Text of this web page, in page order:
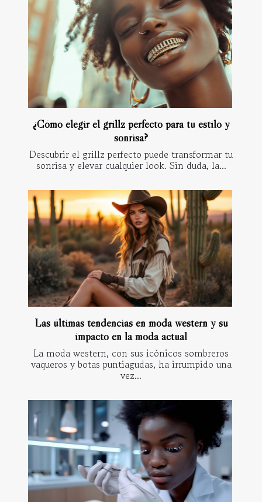
¿Cómo elegir el grillz perfecto para tu estilo y
sonrisa?
Descubrir el grillz perfecto puede transformar tu
sonrisa y elevar cualquier look. Sin duda, la...
Las últimas tendencias en moda western y su
impacto en la moda actual
La moda western, con sus icónicos sombreros
vaqueros y botas puntiagudas, ha irrumpido una
vez...